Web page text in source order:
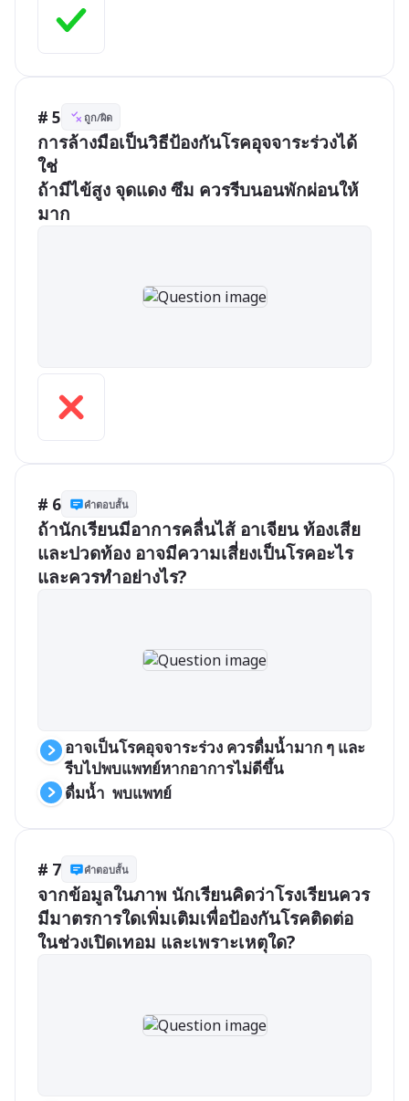
# 5 ถูก/ผิด
การล้างมือเป็นวิธีป้องกันโรคอุจจาระร่วงได้
ใช่
ถ้ามีไข้สูง จุดแดง ซึม ควรรีบนอนพักผ่อนให้
มาก
# 6 คำตอบสั้น
ถ้านักเรียนมีอาการคลื่นไส้ อาเจียน ท้องเสีย
และปวดท้อง อาจมีความเสี่ยงเป็นโรคอะไร
และควรทำอย่างไร?
อาจเป็นโรคอุจจาระร่วง ควรดื่มน้ำมาก ๆ และ
รีบไปพบแพทย์หากอาการไม่ดีขึ้น
ดื่มน้ำ  พบแพทย์
# 7 คำตอบสั้น
จากข้อมูลในภาพ นักเรียนคิดว่าโรงเรียนควร
มีมาตรการใดเพิ่มเติมเพื่อป้องกันโรคติดต่อ
ในช่วงเปิดเทอม และเพราะเหตุใด?